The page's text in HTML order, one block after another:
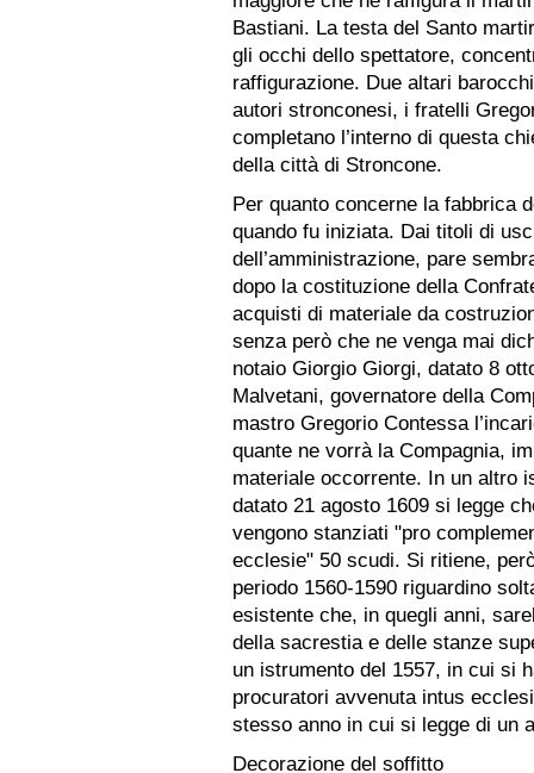
Bastiani. La testa del Santo
gli occhi dello spettatore,
raffigurazione. Due altari
autori stronconesi, i fratelli
completano l’interno di questa
della città di Stroncone.
Per quanto concerne la fabbrica
quando fu iniziata. Dai titoli di
dell’amministrazione, pare
dopo la costituzione della
acquisti di materiale da
senza però che ne venga mai
notaio Giorgio Giorgi, datato 8
Malvetani, governatore della
mastro Gregorio Contessa
quante ne vorrà la Compagnia,
materiale occorrente. In un altro
datato 21 agosto 1609 si legge
vengono stanziati "pro
ecclesie" 50 scudi. Si ritiene,
periodo 1560-1590 riguardino
esistente che, in quegli anni,
della sacrestia e delle stanze
un istrumento del 1557, in cui si
procuratori avvenuta intus
stesso anno in cui si legge di un
Decorazione del soffitto